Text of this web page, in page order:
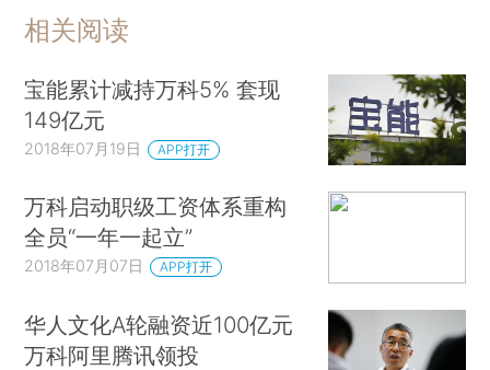
相关阅读
宝能累计减持万科5% 套现
149亿元
2018年07月19日 APP打开
万科启动职级工资体系重构
全员“一年一起立”
2018年07月07日 APP打开
华人文化A轮融资近100亿元
万科阿里腾讯领投